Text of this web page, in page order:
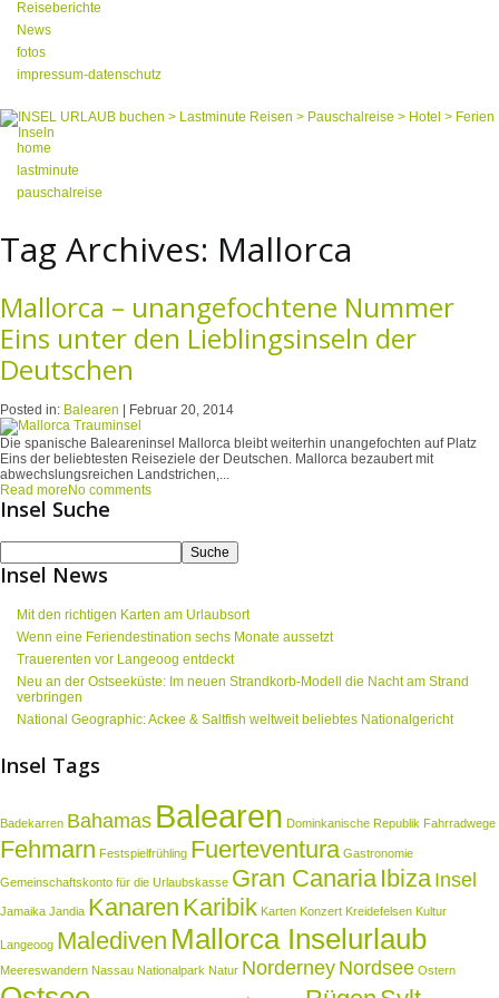
Reiseberichte
News
fotos
impressum-datenschutz
home
lastminute
pauschalreise
Tag Archives: Mallorca
Mallorca – unangefochtene Nummer
Eins unter den Lieblingsinseln der
Deutschen
Posted in: Balearen | Februar 20, 2014
Die spanische Baleareninsel Mallorca bleibt weiterhin unangefochten auf Platz
Eins der beliebtesten Reiseziele der Deutschen. Mallorca bezaubert mit
abwechslungsreichen Landstrichen,...
Read moreNo comments
Insel Suche
Insel News
Mit den richtigen Karten am Urlaubsort
Wenn eine Feriendestination sechs Monate aussetzt
Trauerenten vor Langeoog entdeckt
Neu an der Ostseeküste: Im neuen Strandkorb-Modell die Nacht am Strand
verbringen
National Geographic: Ackee & Saltfish weltweit beliebtes Nationalgericht
Insel Tags
Badekarren Bahamas Balearen Dominkanische Republik Fahrradwege
Fehmarn Festspielfrühling Fuerteventura Gastronomie
Gemeinschaftskonto für die Urlaubskasse Gran Canaria Ibiza Insel
Jamaika Jandia Kanaren Karibik Karten Konzert Kreidefelsen Kultur
Langeoog Malediven Mallorca Inselurlaub
Meereswandern Nassau Nationalpark Natur Norderney Nordsee Ostern